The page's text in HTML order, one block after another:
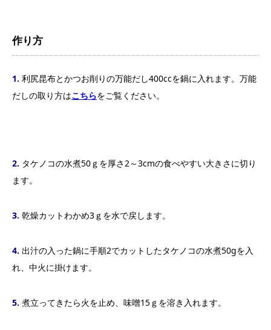
作り方
1. 利尻昆布とかつお削りの万能だし400ccを鍋に入れます。万能
だしの取り方はこちらをご覧ください。
2. タケノコの水煮50ｇを厚さ2～3cmの食べやすい大きさに切り
ます。
3. 乾燥カットわかめ3ｇを水で戻します。
4. 出汁の入った鍋に手順2でカットしたタケノコの水煮50gを入
れ、中火に掛けます。
5. 煮立ってきたら火を止め、味噌15ｇを溶き入れます。